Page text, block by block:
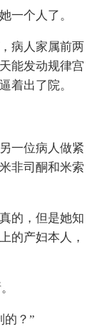
一个人了。
病人家属前两
能发动规律宫
着出了院。
一位病人做紧
非司酮和米索
的，但是她知
的产妇本人，
的？”